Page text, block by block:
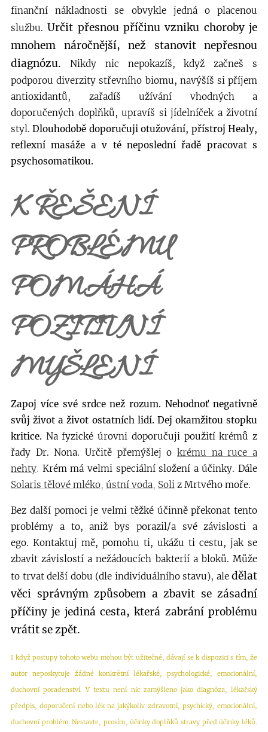
finanční nákladnosti se obvykle jedná o placenou
službu. Určit přesnou příčinu vzniku choroby je
mnohem náročnější, než stanovit nepřesnou
diagnózu.
Nikdy nic nepokazíš, když začneš s
podporou diverzity střevního biomu, navýšíš si příjem
antioxidantů, zařadíš užívání vhodných a
doporučených doplňků, upravíš si jídelníček a životní
styl.Dlouhodobě doporučuji otužování, přístroj Healy,
reflexní masáže a v té neposlední řadě pracovat s
psychosomatikou.
K ŘEŠENÍ
PROBLÉMU
POMÁHÁ
POZITIVNÍ
MYŠLENÍ
Zapoj více své srdce než rozum. Nehodnoť negativně
svůj život a život ostatních lidí. Dej okamžitou stopku
kritice. Na fyzické úrovni doporučuji použití krémů z
řady Dr. Nona. Určitě přemýšlej o krému na ruce a
nehty. Krém má velmi speciální složení a účinky. Dále
Solaris tělové mléko, ústní voda, Soli z Mrtvého moře.
Bez další pomoci je velmi těžké účinně překonat tento
problémy a to, aniž bys porazil/a své závislosti a
ego. Kontaktuj mě, pomohu ti, ukážu ti cestu, jak se
zbavit závislostí a nežádoucích bakterií a bloků. Může
to trvat delší dobu (dle individuálního stavu), aledělat
věci správným způsobem a zbavit se zásadní
příčiny je jediná cesta, která zabrání problému
vrátit se zpět.
I když postupy tohoto webu mohou být užitečné, dávají se k dispozici s tím, že
autor neposkytuje žádné konkrétní lékařské, psychologické, emocionální,
duchovní poradenství. V textu není nic zamýšleno jako diagnóza, lékařský
předpis, doporučení nebo lék na jakýkoliv zdravotní, psychický, emocionální,
duchovní problém. Nestavte, prosím, účinky doplňků stravy před účinky léků.